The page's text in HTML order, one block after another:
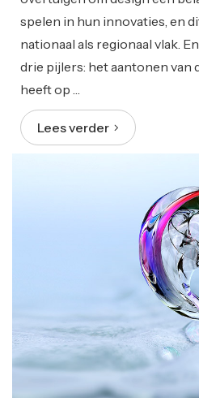
spelen in hun innovaties, en
nationaal als regionaal vlak.
drie pijlers: het aantonen van
heeft op …
Lees verder